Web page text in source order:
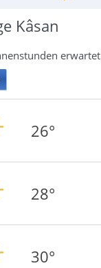
Kâsan
erwartet
26°
28°
30°